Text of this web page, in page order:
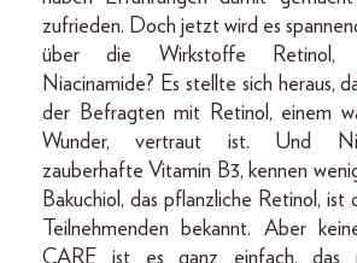
zufrieden. Doch jetzt wird es
über die Wirkstoffe Retinol,
Niacinamide? Es stellte sich heraus,
der Befragten mit Retinol, einem
Wunder, vertraut ist. Und
zauberhafte Vitamin B3, kennen
Bakuchiol, das pflanzliche Retinol, ist
Teilnehmenden bekannt. Aber
CARE ist es ganz einfach, das